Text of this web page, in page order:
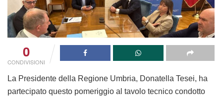
0
CONDIVISIONI
La Presidente della Regione Umbria, Donatella Tesei, ha
partecipato questo pomeriggio al tavolo tecnico condotto